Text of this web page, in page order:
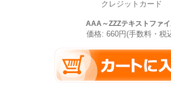
クレジットカード
AAA～ZZZテキストファ
価格: 660円(手数料・税